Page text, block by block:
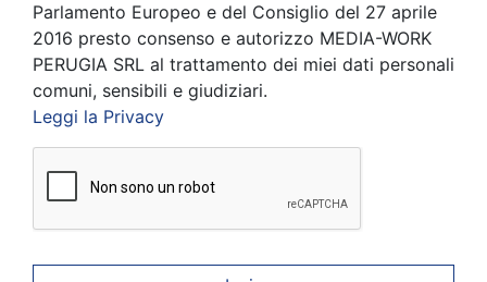
Parlamento Europeo e del Consiglio del 27 aprile
2016 presto consenso e autorizzo MEDIA-WORK
PERUGIA SRL al trattamento dei miei dati personali
comuni, sensibili e giudiziari.
Leggi la Privacy